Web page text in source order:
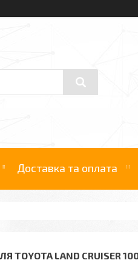
Доставка та оплата
LAND CRUISER